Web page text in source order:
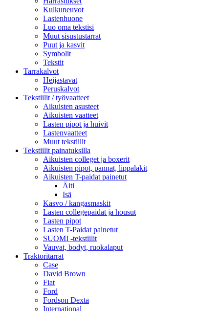
Kulkuneuvot
Lastenhuone
Luo oma tekstisi
Muut sisustustarrat
Puut ja kasvit
Symbolit
Tekstit
Tarrakalvot
Heijastavat
Peruskalvot
Tekstiilit / työvaatteet
Aikuisten asusteet
Aikuisten vaatteet
Lasten pipot ja huivit
Lastenvaatteet
Muut tekstiilit
Tekstiilit painatuksilla
Aikuisten colleget ja boxerit
Aikuisten pipot, pannat, lippalakit
Aikuisten T-paidat painetut
Äiti
Isä
Kasvo / kangasmaskit
Lasten collegepaidat ja housut
Lasten pipot
Lasten T-Paidat painetut
SUOMI -tekstiilit
Vauvat, bodyt, ruokalaput
Traktoritarrat
Case
David Brown
Fiat
Ford
Fordson Dexta
International